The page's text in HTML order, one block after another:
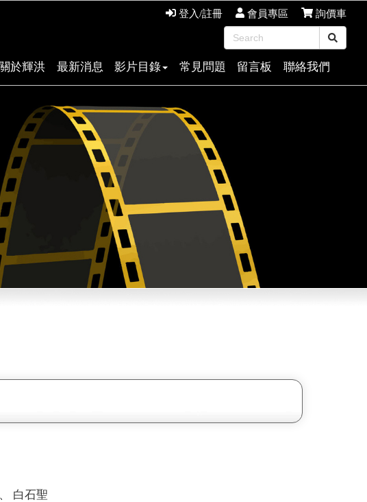
登入/註冊 會員專區 詢價車
關於輝洪 最新消息 影片目錄 常見問題 留言板 聯絡我們
白石聖